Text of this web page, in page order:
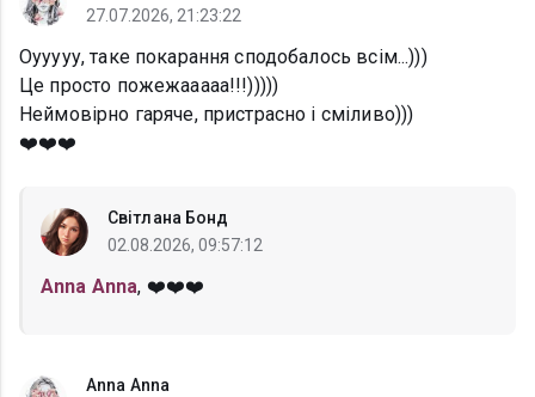
27.07.2026, 21:23:22
Оууууу, таке покарання сподобалось всім...)))
Це просто пожежааааа!!!)))))
Неймовірно гаряче, пристрасно і сміливо)))
❤️❤️❤️
Світлана Бонд
02.08.2026, 09:57:12
Anna Anna, ❤️❤️❤️
Anna Anna